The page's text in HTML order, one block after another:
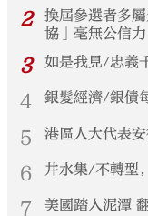
2
換屆參選者多
協」毫無公信
3 如是我見/忠義
4 銀髮經濟/銀債
5 港區人大代表
6 井水集/不轉型
7 美國踏入泥潭